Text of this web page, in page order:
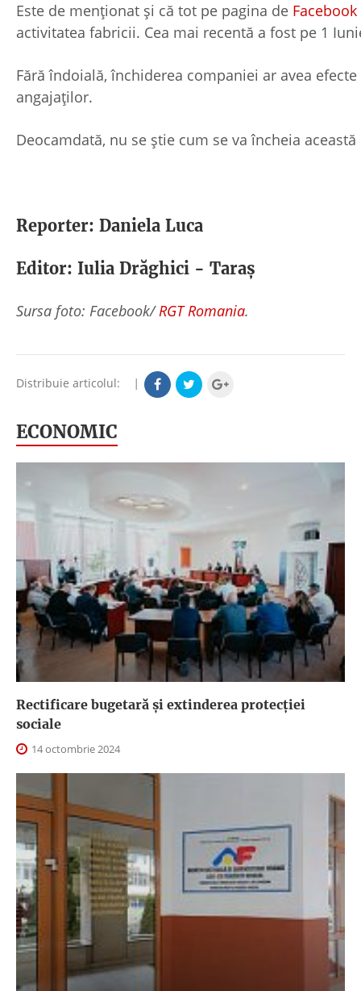
Este de menționat și că tot pe pagina de Facebook
activitatea fabricii. Cea mai recentă a fost pe 1
Fără îndoială, închiderea companiei ar avea
angajaților.
Deocamdată, nu se știe cum se va încheia
Reporter: Daniela Luca
Editor: Iulia Drăghici - Taraș
Sursa foto: Facebook/RGT Romania.
Distribuie articolul: |
ECONOMIC
Rectificare bugetară și extinderea protecției
sociale
14 octombrie 2024